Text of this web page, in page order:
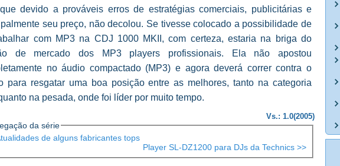
devido a prováveis erros de estratégias comerciais, publicitárias e
seu preço, não decolou. Se tivesse colocado a possibilidade de
com MP3 na CDJ 1000 MKII, com certeza, estaria na briga do
de mercado dos MP3 players profissionais. Ela não apostou
no áudio compactado (MP3) e agora deverá correr contra o
para resgatar uma boa posição entre as melhores, tanto na categoria
na pesada, onde foi líder por muito tempo.
Vs.: 1.0(2005)
da série
de alguns fabricantes tops
Player SL-DZ1200 para DJs da Technics >>